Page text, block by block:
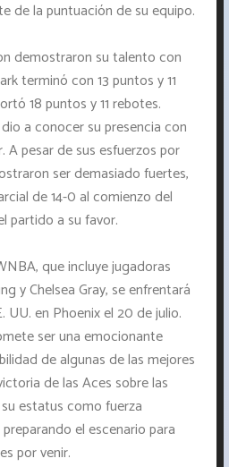
de la puntuación de su equipo.
demostraron su talento con
terminó con 13 puntos y 11
18 puntos y 11 rebotes.
a conocer su presencia con
A pesar de sus esfuerzos por
ser demasiado fuertes,
de 14-0 al comienzo del
partido a su favor.
que incluye jugadoras
y Chelsea Gray, se enfrentará
UU. en Phoenix el 20 de julio.
ser una emocionante
de algunas de las mejores
de las Aces sobre las
estatus como fuerza
el escenario para
por venir.